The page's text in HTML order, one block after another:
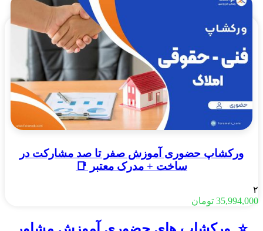
ورکشاپ حضوری آموزش صفر تا صد مشارکت در
ساخت + مدرک معتبر 📑
۲
35,994,000 تومان